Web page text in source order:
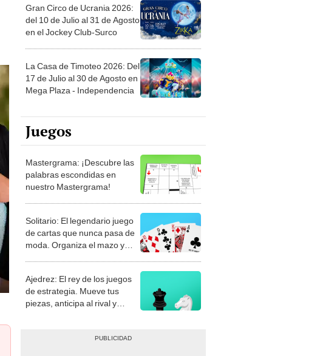
Gran Circo de Ucrania 2026:
del 10 de Julio al 31 de Agosto
en el Jockey Club-Surco
La Casa de Timoteo 2026: Del
17 de Julio al 30 de Agosto en
Mega Plaza - Independencia
Juegos
Mastergrama: ¡Descubre las
palabras escondidas en
nuestro Mastergrama!
Solitario: El legendario juego
de cartas que nunca pasa de
moda. Organiza el mazo y
Ajedrez: El rey de los juegos
de estrategia. Mueve tus
piezas, anticipa al rival y